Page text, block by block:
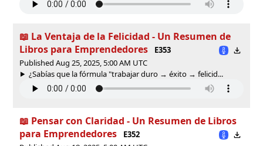
📖 La Ventaja de la Felicidad - Un Resumen de
Libros para Emprendedores
E353
Published Aug 25, 2025, 5:00 AM UTC
¿Sabías que la fórmula "trabajar duro → éxito → felicid...
📖 Pensar con Claridad - Un Resumen de Libros
para Emprendedores
E352